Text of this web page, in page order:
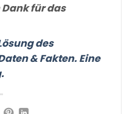
für das
des
& Fakten. Eine